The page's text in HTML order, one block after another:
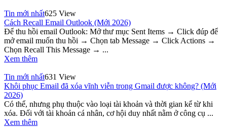
Tin mới nhất625 View
Cách Recall Email Outlook (Mới 2026)
Để thu hồi email Outlook: Mở thư mục Sent Items → Click đúp để
mở email muốn thu hồi → Chọn tab Message → Click Actions →
Chọn Recall This Message → ...
Xem thêm
Tin mới nhất631 View
Khôi phục Email đã xóa vĩnh viễn trong Gmail được không? (Mới
2026)
Có thể, nhưng phụ thuộc vào loại tài khoản và thời gian kể từ khi
xóa. Đối với tài khoản cá nhân, cơ hội duy nhất nằm ở công cụ ...
Xem thêm